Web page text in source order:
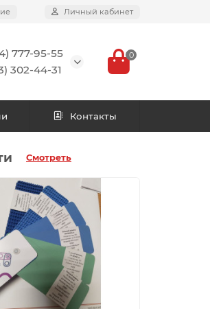
Личный кабинет
777-95-55
302-44-31
0
Контакты
Смотреть